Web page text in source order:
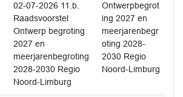
02-07-2026 11.b.
Raadsvoorstel
Ontwerp begroting
2027 en
meerjarenbegroting
2028-2030 Regio
Noord-Limburg
Ontwerpbegrot
ing 2027 en
meerjarenbegr
oting 2028-
2030 Regio
Noord-Limburg